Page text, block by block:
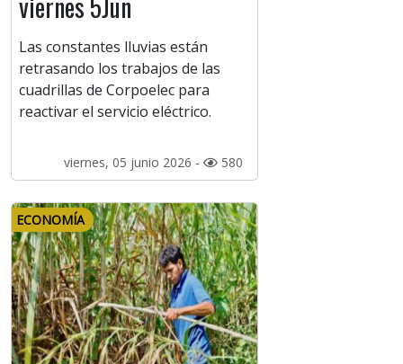
Las constantes lluvias están
retrasando los trabajos de las
cuadrillas de Corpoelec para
reactivar el servicio eléctrico.
viernes, 05 junio 2026 - 580
ECONOMÍA